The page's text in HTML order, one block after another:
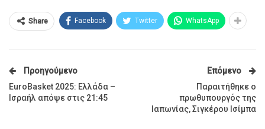
Share Facebook Twitter WhatsApp
Προηγούμενο
EuroBasket 2025: Ελλάδα –
Ισραήλ απόψε στις 21:45
Επόμενο
Παραιτήθηκε ο
πρωθυπουργός της
Ιαπωνίας, Σιγκέρου Ισίμπα